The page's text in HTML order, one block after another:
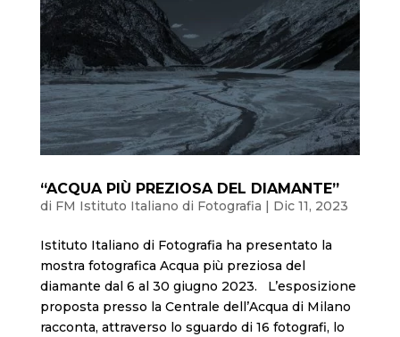
“ACQUA PIÙ PREZIOSA DEL DIAMANTE”
di FM Istituto Italiano di Fotografia | Dic 11, 2023
Istituto Italiano di Fotografia ha presentato la
mostra fotografica Acqua più preziosa del
diamante dal 6 al 30 giugno 2023. L’esposizione
proposta presso la Centrale dell’Acqua di Milano
racconta, attraverso lo sguardo di 16 fotografi, lo